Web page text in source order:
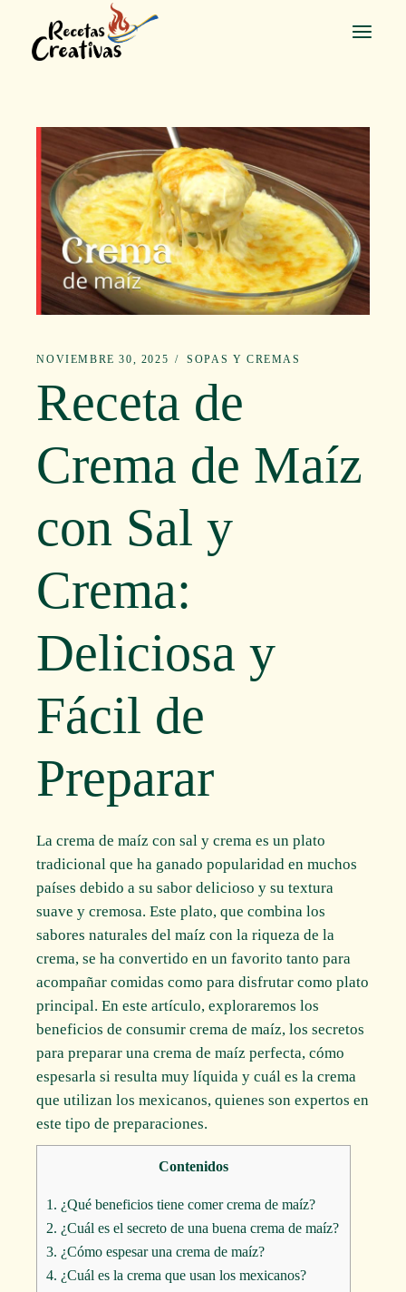
contenido
NOVIEMBRE 30, 2025 SOPAS Y CREMAS
Receta de
Crema de Maíz
con Sal y
Crema:
Deliciosa y
Fácil de
Preparar
La crema de maíz con sal y crema es un plato
tradicional que ha ganado popularidad en muchos
países debido a su sabor delicioso y su textura
suave y cremosa. Este plato, que combina los
sabores naturales del maíz con la riqueza de la
crema, se ha convertido en un favorito tanto para
acompañar comidas como para disfrutar como plato
principal. En este artículo, exploraremos los
beneficios de consumir crema de maíz, los secretos
para preparar una crema de maíz perfecta, cómo
espesarla si resulta muy líquida y cuál es la crema
que utilizan los mexicanos, quienes son expertos en
este tipo de preparaciones.
Contenidos
1. ¿Qué beneficios tiene comer crema de maíz?
2. ¿Cuál es el secreto de una buena crema de maíz?
3. ¿Cómo espesar una crema de maíz?
4. ¿Cuál es la crema que usan los mexicanos?